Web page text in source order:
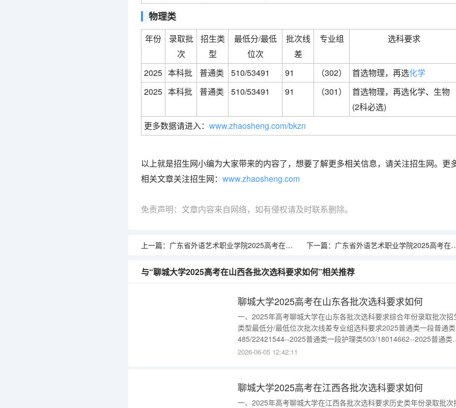
物理类
年份
录取批
次
招生类
型
最低分/最低
位次
批次线
差
专业组 选科要求
2025 本科批 普通类 510/53491 91 （302） 首选物理，再选化学
2025 本科批 普通类 510/53491 91 （301）
首选物理，再选化学、生物
(2科必选)
更多数据请进入： www.zhaosheng.com/bkzn
以上就是招生网小编为大家带来的内容了，想要了解更多相关信息，请关注招生网。更
相关文章关注招生网： www.zhaosheng.com
免责声明：文章内容来自网络，如有侵权请及时联系删除。
上一篇： 广东省外语艺术职业学院2025高考在山东投档分数线 下一篇： 广东省外语艺术职业学院2025高考在山西投档分数线
与“聊城大学2025高考在山西各批次选科要求如何”相关推荐
聊城大学2025高考在山东各批次选科要求如何
一、2025年高考聊城大学在山东各批次选科要求综合年份录取批次招
类型最低分/最低位次批次线差专业组选科要求2025普通类一段普通类
485/22421544--2025普通类一段护理类503/18014662--2025普通类
段地方专项计划480/23677639--2025普通类一段中外合作办学
2026-06-05 12:42:11
聊城大学2025高考在江西各批次选科要求如何
一、2025年高考聊城大学在江西各批次选科要求历史类年份录取批次